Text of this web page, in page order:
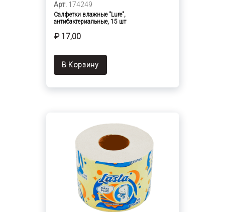
Арт. 174249
Салфетки влажные "Lure",
антибактериальные, 15 шт
₽ 17,00
В Корзину